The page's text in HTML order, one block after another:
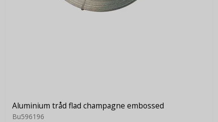
Aluminium tråd flad champagne embossed
Bu596196